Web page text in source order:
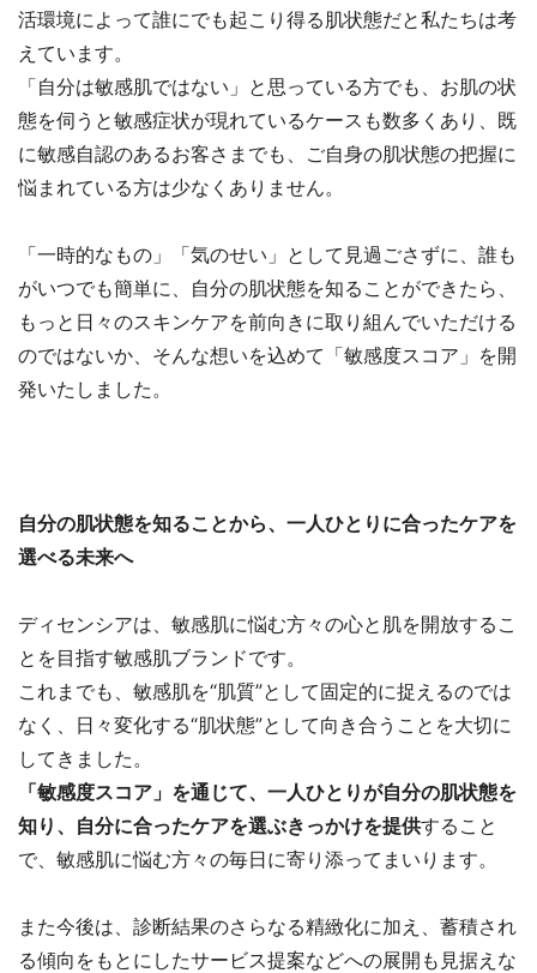
活環境によって誰にでも起こり得る肌状態だと私たちは考
えています。
「自分は敏感肌ではない」と思っている方でも、お肌の状
態を伺うと敏感症状が現れているケースも数多くあり、既
に敏感自認のあるお客さまでも、ご自身の肌状態の把握に
悩まれている方は少なくありません。
「一時的なもの」「気のせい」として見過ごさずに、誰も
がいつでも簡単に、自分の肌状態を知ることができたら、
もっと日々のスキンケアを前向きに取り組んでいただける
のではないか、そんな想いを込めて「敏感度スコア」を開
発いたしました。
自分の肌状態を知ることから、一人ひとりに合ったケアを
選べる未来へ
ディセンシアは、敏感肌に悩む方々の心と肌を開放するこ
とを目指す敏感肌ブランドです。
これまでも、敏感肌を“肌質”として固定的に捉えるのでは
なく、日々変化する“肌状態”として向き合うことを大切に
してきました。
「敏感度スコア」を通じて、一人ひとりが自分の肌状態を
知り、自分に合ったケアを選ぶきっかけを提供すること
で、敏感肌に悩む方々の毎日に寄り添ってまいります。
また今後は、診断結果のさらなる精緻化に加え、蓄積され
る傾向をもとにしたサービス提案などへの展開も見据えな